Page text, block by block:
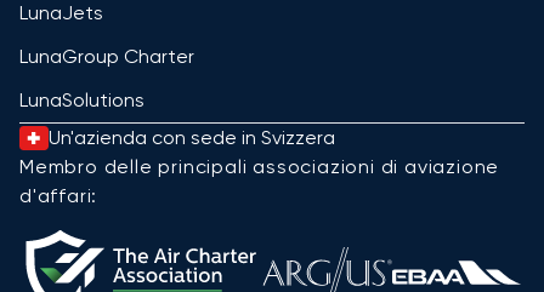
LunaJets
LunaGroup Charter
LunaSolutions
Un'azienda con sede in Svizzera
Membro delle principali associazioni di aviazione
d'affari: